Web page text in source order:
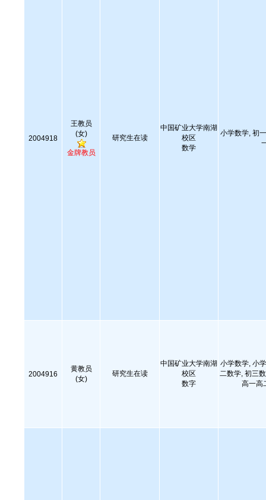
2004918
王教员
(女)
金牌教员
研究生在读
中国矿业大学南湖
校区
数学
小学数学, 初
2004916
黄教员
(女)
研究生在读
中国矿业大学南湖
校区
数字
小学数学, 小
二数学, 初三
高一高